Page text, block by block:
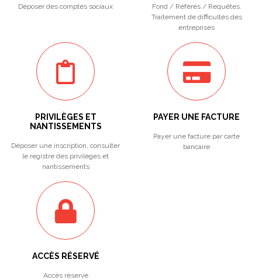
Déposer des comptes sociaux
Fond / Référés / Requêtes.
Traitement de difficultés des
entreprises
PRIVILÈGES ET
NANTISSEMENTS
Déposer une inscription, consulter
le registre des privilèges et
nantissements
PAYER UNE FACTURE
Payer une facture par carte
bancaire
ACCÈS RÉSERVÉ
Accès réservé